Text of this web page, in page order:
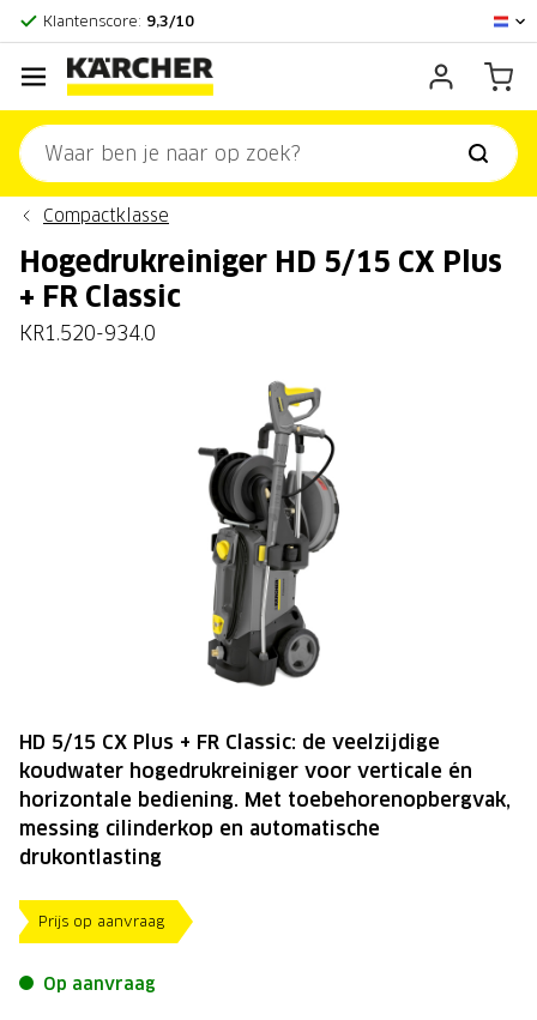
Klantenscore: 9,3/10
Compactklasse
Hogedrukreiniger HD 5/15 CX Plus
+ FR Classic
KR1.520-934.0
Prijs op aanvraag
Op aanvraag
HD 5/15 CX Plus + FR Classic: de veelzijdige
koudwater hogedrukreiniger voor verticale én
horizontale bediening. Met toebehorenopbergvak,
messing cilinderkop en automatische
drukontlasting